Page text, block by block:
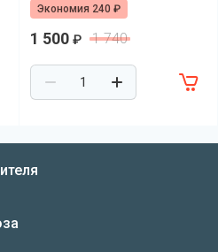
Экономия 240 ₽
1 500 ₽ 1 740